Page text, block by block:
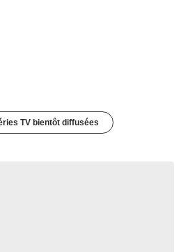
TV bientôt diffusées